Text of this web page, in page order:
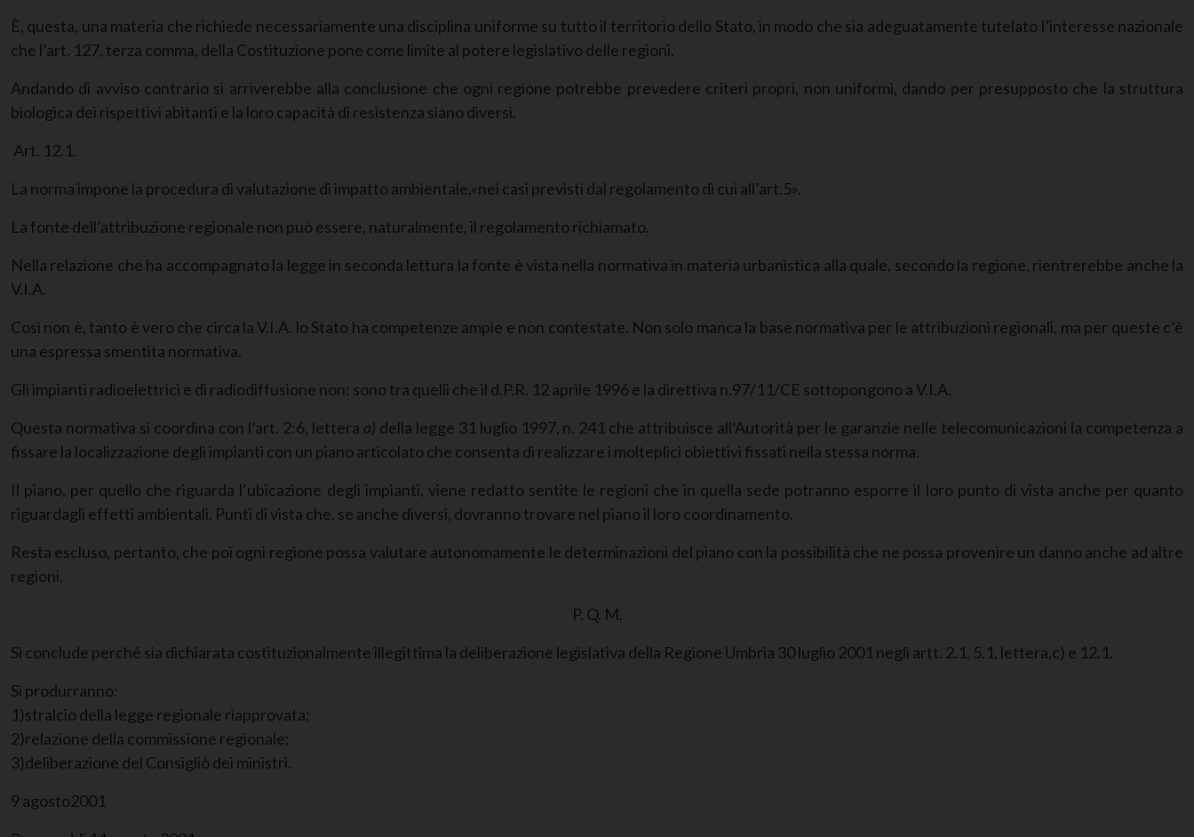
È, questa, una materia che richiede necessariamente una disciplina uniforme su tutto il territorio dello Stato, in modo che sia adeguatamente tutelato l’interesse nazionale
che l’art. 127, terza comma, della Costituzione pone come limite al potere legislativo delle regioni.
Andando di avviso contrario si arriverebbe alla conclusione che ogni regione potrebbe prevedere criteri propri, non uniformi, dando per presupposto che la struttura
biologica dei rispettivi abitanti e la loro capacità di resistenza siano diversi.
Art. 12.1.
La norma impone la procedura di valutazione di impatto ambientale,«nei casi previsti dal regolamento di cui all’art.5».
La fonte dell’attribuzione regionale non può essere, naturalmente, il regolamento richiamato.
Nella relazione che ha accompagnato la legge in seconda lettura la fonte è vista nella normativa in materia urbanistica alla quale, secondo la regione, rientrerebbe anche la
V.I.A.
Così non è, tanto è vero che circa la V.I.A. lo Stato ha competenze ampie e non contestate. Non solo manca la base normativa per le attribuzioni regionali, ma per queste c’è
una espressa smentita normativa.
Gli impianti radioelettrici e di radiodiffusione non: sono tra quelli che il d.P.R. 12 aprile 1996 e la direttiva n.97/11/CE sottopongono a V.I.A.
Questa normativa si coordina con l’art. 2:6, lettera a) della legge 31 luglio 1997, n. 241 che attribuisce all’Autorità per le garanzie nelle telecomunicazioni la competenza a
fissare la localizzazione degli impianti con un piano articolato che consenta di realizzare i molteplici obiettivi fissati nella stessa norma.
Il piano, per quello che riguarda l’ubicazione degli impianti, viene redatto sentite le regioni che in quella sede potranno esporre il loro punto di vista anche per quanto
riguardagli effetti ambientali. Punti di vista che, se anche diversi, dovranno trovare nel piano il loro coordinamento.
Resta escluso, pertanto, che poi ogni regione possa valutare autonomamente le determinazioni del piano con la possibilità che ne possa provenire un danno anche ad altre
regioni.
P. Q. M.
Si conclude perché sia dichiarata costituzionalmente illegittima la deliberazione legislativa della Regione Umbria 30 luglio 2001 negli artt. 2.1, 5.1, lettera,c) e 12.1.
Si produrranno:
1)stralcio della legge regionale riapprovata;
2)relazione della commissione regionale;
3)deliberazione del Consigliò dei ministri.
9 agosto2001